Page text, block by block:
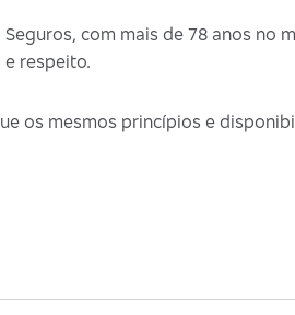
Seguros, com mais de 78 anos
respeito.
os mesmos princípios e